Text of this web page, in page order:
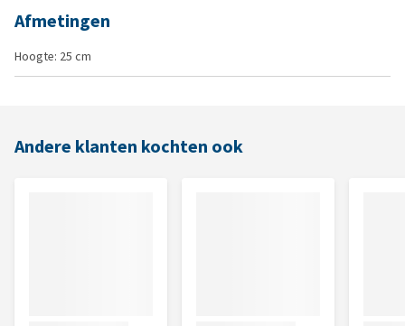
Afmetingen
Hoogte: 25 cm
Andere klanten kochten ook